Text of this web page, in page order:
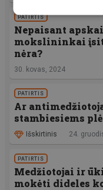
PATIRTIS
Nepaisant
mokslininkai
nėra?
30. kovas, 2024
PATIRTIS
Ar
stambiesiems
Išskirtinis 24.
PATIRTIS
Medžiotojai ir
mokėti dideles